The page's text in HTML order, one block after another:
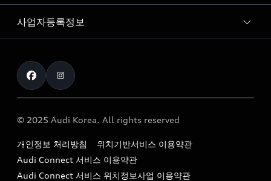
아우디 모델 비교하기
아우디 공식 인증 중고차
The new Audi A6 Taste Drive 이벤트
Audi Connect
myAudiworld
내비게이션 데이터 다운로드
아우디 영상 매뉴얼
서비스 센터
아우디 브랜드
Formula 1
Audi Story
아우디코리아 소식
아우디코리아 소개
아우디 스토리
사업자등록정보
통신판매업신고번호 : 2024-서울종로-1079
대표자명 : 틸 셰어
딩)
이메일 : audi_m@audi-ccc.co.kr
© 2025 Audi Korea. All rights reserved
개인정보 처리방침
위치기반서비스 이용약관
Audi Connect 서비스 이용약관
Audi Connect 서비스 위치정보사업 이용약관